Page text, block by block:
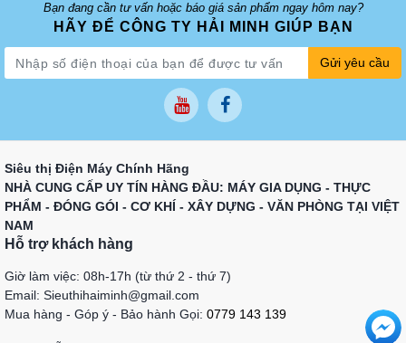
Bạn đang cần tư vấn hoặc báo giá sản phẩm ngay hôm nay?
HÃY ĐỂ CÔNG TY HẢI MINH GIÚP BẠN
Gửi yêu cầu
Siêu thị Điện Máy Chính Hãng
NHÀ CUNG CẤP UY TÍN HÀNG ĐẦU: MÁY GIA DỤNG - THỰC
PHẨM - ĐÓNG GÓI - CƠ KHÍ - XÂY DỰNG - VĂN PHÒNG TẠI VIỆT
NAM
Hỗ trợ khách hàng
Giờ làm việc: 08h-17h (từ thứ 2 - thứ 7)
Email: Sieuthihaiminh@gmail.com
Mua hàng - Góp ý - Bảo hành Gọi: 0779 143 139